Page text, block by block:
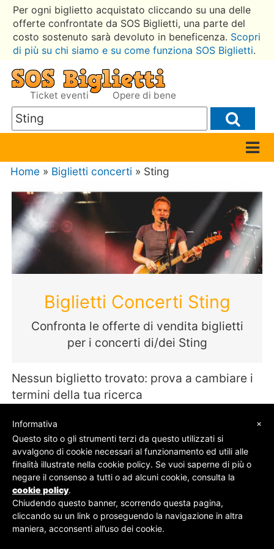
Per ogni biglietto acquistato cliccando su una delle
offerte confrontate da SOS Biglietti, una parte del
costo sostenuto sarà devoluto in beneficenza. Scopri
di più su chi siamo e su come funziona SOS Biglietti.
Ticket eventi Opere di bene
Home » Biglietti concerti » Sting
Biglietti Concerti Sting
Confronta le offerte di vendita biglietti
per i concerti di/dei Sting
Nessun biglietto trovato: prova a cambiare i
termini della tua ricerca
© SOS Biglietti - P.Iva 09162100961 -Chi Siamo
Contatti-Privacy Policy
×
Informativa
Questo sito o gli strumenti terzi da questo utilizzati si
avvalgono di cookie necessari al funzionamento ed utili alle
finalità illustrate nella cookie policy. Se vuoi saperne di più o
negare il consenso a tutti o ad alcuni cookie, consulta la
cookie policy.
Chiudendo questo banner, scorrendo questa pagina,
cliccando su un link o proseguendo la navigazione in altra
maniera, acconsenti all’uso dei cookie.